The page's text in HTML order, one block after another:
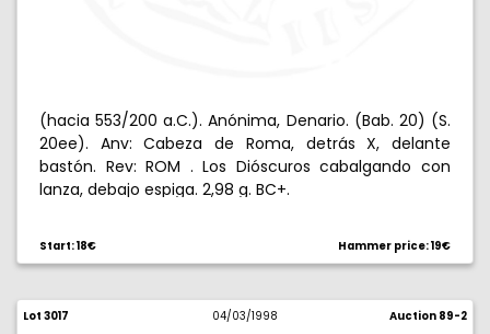
(hacia 553/200 a.C.). Anónima, Denario. (Bab. 20) (S.
20ee). Anv: Cabeza de Roma, detrás X, delante
bastón. Rev: ROM . Los Dióscuros cabalgando con
lanza, debajo espiga. 2,98 g. BC+.
Start: 18€ Hammer price: 19€
Lot 3017 04/03/1998 Auction 89-2